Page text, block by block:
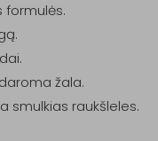
formulės.
žala.
smulkias raukšleles.